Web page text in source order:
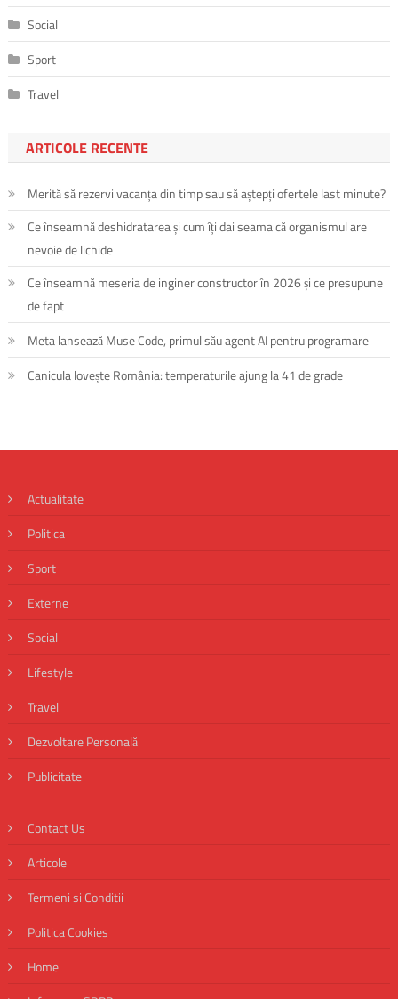
Social
Sport
Travel
ARTICOLE RECENTE
Merită să rezervi vacanța din timp sau să aștepți ofertele last minute?
Ce înseamnă deshidratarea și cum îți dai seama că organismul are
nevoie de lichide
Ce înseamnă meseria de inginer constructor în 2026 și ce presupune
de fapt
Meta lansează Muse Code, primul său agent AI pentru programare
Canicula lovește România: temperaturile ajung la 41 de grade
Actualitate
Politica
Sport
Externe
Social
Lifestyle
Travel
Dezvoltare Personală
Publicitate
Contact Us
Articole
Termeni si Conditii
Politica Cookies
Home